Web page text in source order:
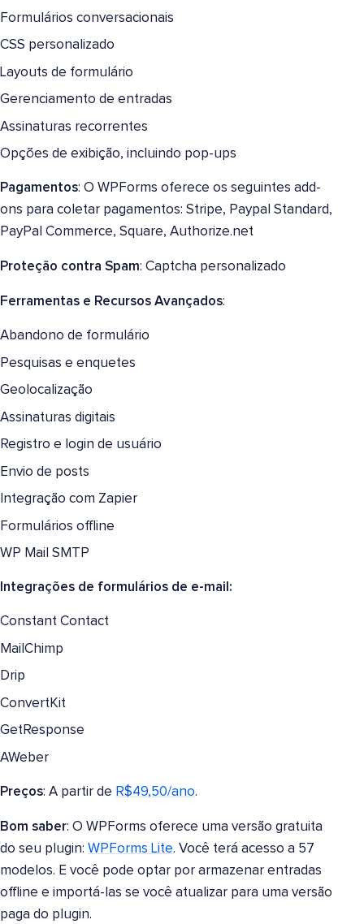
Formulários conversacionais
CSS personalizado
Layouts de formulário
Gerenciamento de entradas
Assinaturas recorrentes
Opções de exibição, incluindo pop-ups
Pagamentos: O WPForms oferece os seguintes add-
ons para coletar pagamentos: Stripe, Paypal Standard,
PayPal Commerce, Square, Authorize.net
Proteção contra Spam: Captcha personalizado
Ferramentas e Recursos Avançados:
Abandono de formulário
Pesquisas e enquetes
Geolocalização
Assinaturas digitais
Registro e login de usuário
Envio de posts
Integração com Zapier
Formulários offline
WP Mail SMTP
Integrações de formulários de e-mail:
Constant Contact
MailChimp
Drip
ConvertKit
GetResponse
AWeber
Preços: A partir de R$49,50/ano.
Bom saber: O WPForms oferece uma versão gratuita
do seu plugin: WPForms Lite. Você terá acesso a 57
modelos. E você pode optar por armazenar entradas
offline e importá-las se você atualizar para uma versão
paga do plugin.